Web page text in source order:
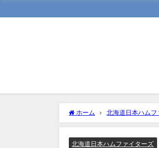
ホーム 北海道日本ハムフ
北海道日本ハムファイターズ